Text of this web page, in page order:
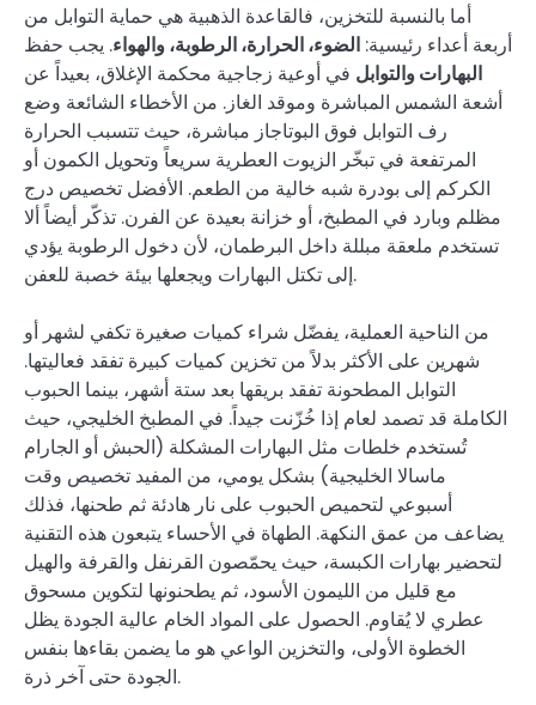
أما بالنسبة للتخزين، فالقاعدة الذهبية هي حماية التوابل من
أربعة أعداء رئيسية: الضوء، الحرارة، الرطوبة، والهواء. يجب حفظ
البهارات والتوابل في أوعية زجاجية محكمة الإغلاق، بعيداً عن
أشعة الشمس المباشرة وموقد الغاز. من الأخطاء الشائعة وضع
رف التوابل فوق البوتاجاز مباشرة، حيث تتسبب الحرارة
المرتفعة في تبخّر الزيوت العطرية سريعاً وتحويل الكمون أو
الكركم إلى بودرة شبه خالية من الطعم. الأفضل تخصيص درج
مظلم وبارد في المطبخ، أو خزانة بعيدة عن الفرن. تذكّر أيضاً ألا
تستخدم ملعقة مبللة داخل البرطمان، لأن دخول الرطوبة يؤدي
إلى تكتل البهارات ويجعلها بيئة خصبة للعفن.
من الناحية العملية، يفضّل شراء كميات صغيرة تكفي لشهر أو
شهرين على الأكثر بدلاً من تخزين كميات كبيرة تفقد فعاليتها.
التوابل المطحونة تفقد بريقها بعد ستة أشهر، بينما الحبوب
الكاملة قد تصمد لعام إذا خُزّنت جيداً. في المطبخ الخليجي، حيث
تُستخدم خلطات مثل البهارات المشكلة (الحبش أو الجارام
ماسالا الخليجية) بشكل يومي، من المفيد تخصيص وقت
أسبوعي لتحميص الحبوب على نار هادئة ثم طحنها، فذلك
يضاعف من عمق النكهة. الطهاة في الأحساء يتبعون هذه التقنية
لتحضير بهارات الكبسة، حيث يحمّصون القرنفل والقرفة والهيل
مع قليل من الليمون الأسود، ثم يطحنونها لتكوين مسحوق
عطري لا يُقاوم. الحصول على المواد الخام عالية الجودة يظل
الخطوة الأولى، والتخزين الواعي هو ما يضمن بقاءها بنفس
الجودة حتى آخر ذرة.